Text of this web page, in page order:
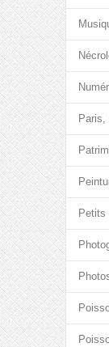
Paris,
Petits